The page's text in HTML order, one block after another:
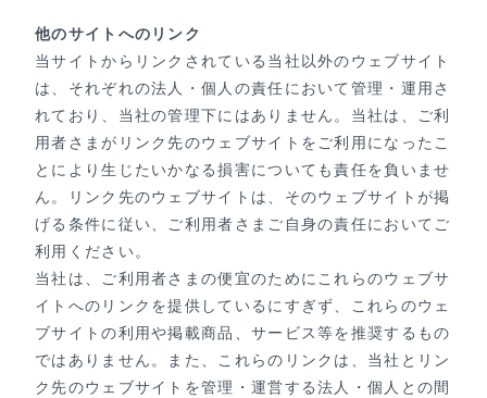
他のサイトへのリンク
当サイトからリンクされている当社以外のウェブサイト
は、それぞれの法人・個人の責任において管理・運用さ
れており、当社の管理下にはありません。当社は、ご利
用者さまがリンク先のウェブサイトをご利用になったこ
とにより生じたいかなる損害についても責任を負いませ
ん。リンク先のウェブサイトは、そのウェブサイトが掲
げる条件に従い、ご利用者さまご自身の責任においてご
利用ください。
当社は、ご利用者さまの便宜のためにこれらのウェブサ
イトへのリンクを提供しているにすぎず、これらのウェ
ブサイトの利用や掲載商品、サービス等を推奨するもの
ではありません。また、これらのリンクは、当社とリン
ク先のウェブサイトを管理・運営する法人・個人との間